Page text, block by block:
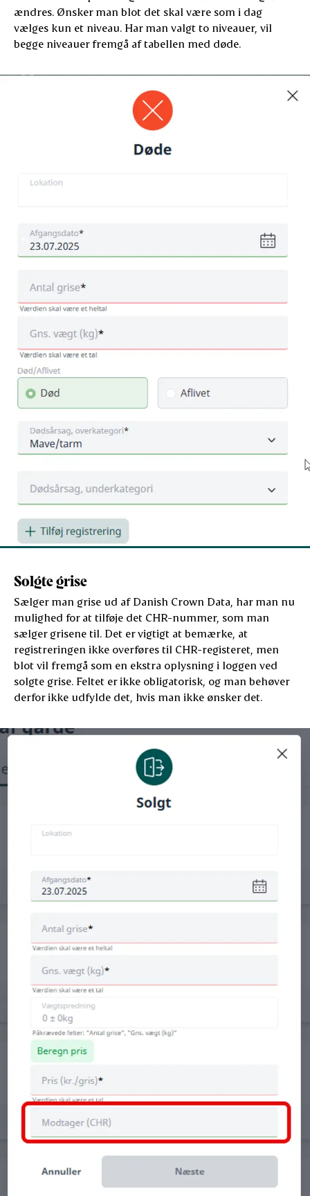
ændres. Ønsker man blot det skal være som i dag
vælges kun et niveau. Har man valgt to niveauer, vil
begge niveauer fremgå af tabellen med døde.
Solgte grise
Sælger man grise ud af Danish Crown Data, har man nu
mulighed for at tilføje det CHR-nummer, som man
sælger grisene til. Det er vigtigt at bemærke, at
registreringen ikke overføres til CHR-registeret, men
blot vil fremgå som en ekstra oplysning i loggen ved
solgte grise. Feltet er ikke obligatorisk, og man behøver
derfor ikke udfylde det, hvis man ikke ønsker det.